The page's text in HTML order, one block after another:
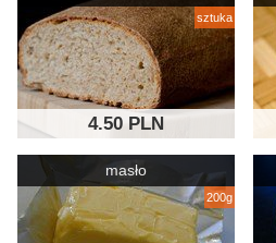
sztuka
4.50 PLN
masło
200g